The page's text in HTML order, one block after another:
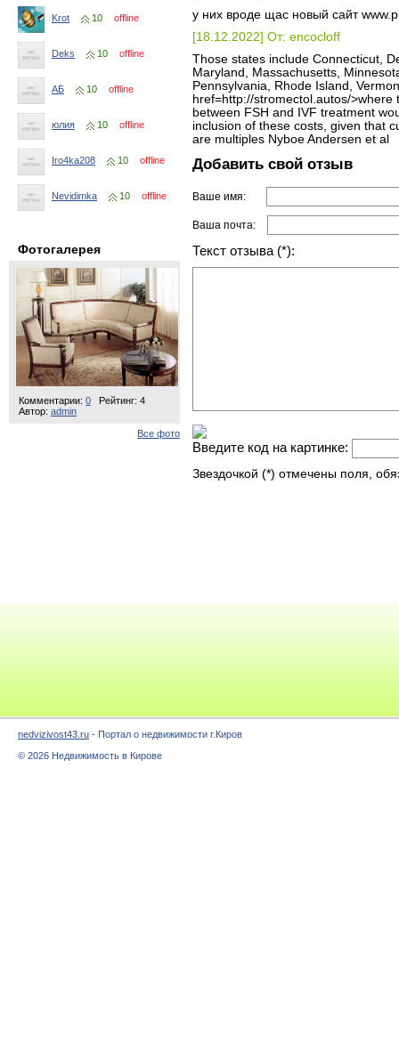
Krot 10 offline
Deks 10 offline
АБ 10 offline
юлия 10 offline
Iro4ka208 10 offline
Nevidimka 10 offline
Фотогалерея
Комментарии: 0
Рейтинг: 4
Автор: admin
Все фото
у них вроде щас новый сайт
[18.12.2022] От: encocloff
Those states include Connecticut,
Maryland, Massachusetts,
Pennsylvania, Rhode Island,
href=http://stromectol.autos/
between FSH and IVF treatment
inclusion of these costs, given that
are multiples Nyboe Andersen et al
Добавить свой отзыв
Ваше имя:
Ваша почта:
Текст отзыва (*):
Введите код на картинке:
Звездочкой (*) отмечены поля,
nedvizivost43.ru - Портал о недвижимости г.Киров
© 2026 Недвижимость в Кирове